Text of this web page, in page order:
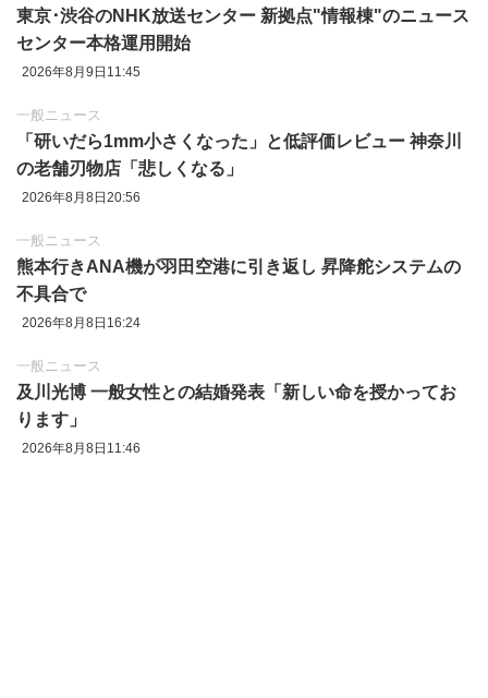
東京‪･‬渋谷のNHK放送センター 新拠点"情報棟"のニュース
センター本格運用開始
2026年8月9日11:45
一般ニュース
「研いだら1mm小さくなった」と低評価レビュー 神奈川
の老舗刃物店「悲しくなる」
2026年8月8日20:56
一般ニュース
熊本行きANA機が羽田空港に引き返し 昇降舵システムの
不具合で
2026年8月8日16:24
一般ニュース
及川光博 一般女性との結婚発表「新しい命を授かってお
ります」
2026年8月8日11:46